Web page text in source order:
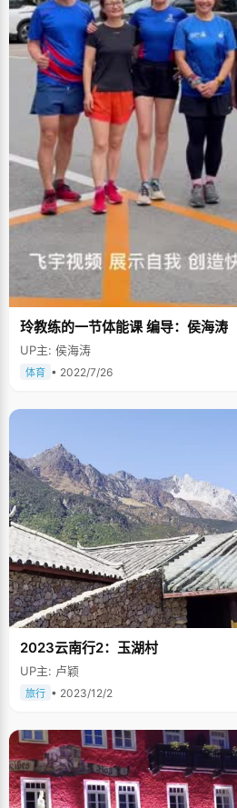
玲教练的一节体能课 编导：侯海涛
UP主: 侯海涛
体育 • 2022/7/26
2023云南行2：玉湖村
UP主: 卢颖
旅行 • 2023/12/2